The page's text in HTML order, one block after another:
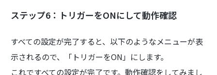
ステップ6：トリガーをONにして動作確認
すべての設定が完了すると、以下のようなメニューが表
示されるので、「トリガーをON」にします。
これですべての設定が完了です。動作確認をしてみまし